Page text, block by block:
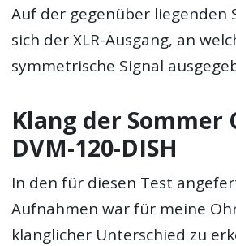
Auf der gegenüber liegenden
sich der XLR-Ausgang, an
symmetrische Signal
Klang der Sommer
DVM-120-DISH
In den für diesen Test
Aufnahmen war für meine
klanglicher Unterschied zu